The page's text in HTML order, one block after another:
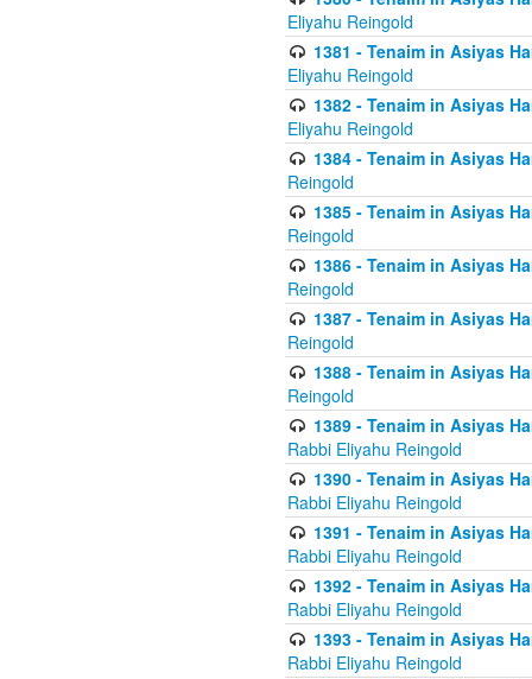
Eliyahu Reingold
1381 - Tenaim in Asiyas
Eliyahu Reingold
1382 - Tenaim in Asiyas
Eliyahu Reingold
1384 - Tenaim in Asiyas
Reingold
1385 - Tenaim in Asiyas
Reingold
1386 - Tenaim in Asiyas
Reingold
1387 - Tenaim in Asiyas
Reingold
1388 - Tenaim in Asiyas
Reingold
1389 - Tenaim in Asiyas
Rabbi Eliyahu Reingold
1390 - Tenaim in Asiyas
Rabbi Eliyahu Reingold
1391 - Tenaim in Asiyas
Rabbi Eliyahu Reingold
1392 - Tenaim in Asiyas
Rabbi Eliyahu Reingold
1393 - Tenaim in Asiyas
Rabbi Eliyahu Reingold